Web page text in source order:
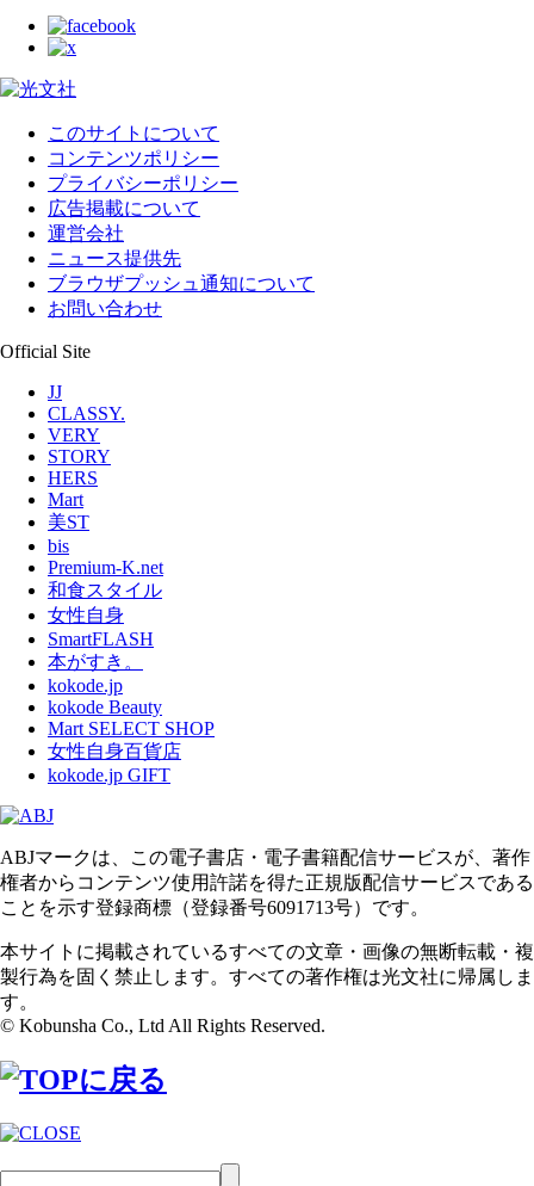
このサイトについて
コンテンツポリシー
プライバシーポリシー
広告掲載について
運営会社
ニュース提供先
ブラウザプッシュ通知について
お問い合わせ
Official Site
JJ
CLASSY.
VERY
STORY
HERS
Mart
美ST
bis
Premium-K.net
和食スタイル
女性自身
SmartFLASH
本がすき。
kokode.jp
kokode Beauty
Mart SELECT SHOP
女性自身百貨店
kokode.jp GIFT
ABJマークは、この電子書店・電子書籍配信サービスが、著作
権者からコンテンツ使用許諾を得た正規版配信サービスである
ことを示す登録商標（登録番号6091713号）です。
本サイトに掲載されているすべての文章・画像の無断転載・複
製行為を固く禁止します。すべての著作権は光文社に帰属しま
す。
© Kobunsha Co., Ltd All Rights Reserved.